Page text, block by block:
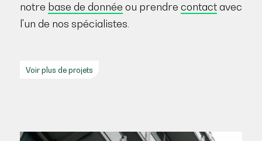
notre base de donnée ou prendre contactavec
l'un de nos spécialistes.
Voir plus de projets